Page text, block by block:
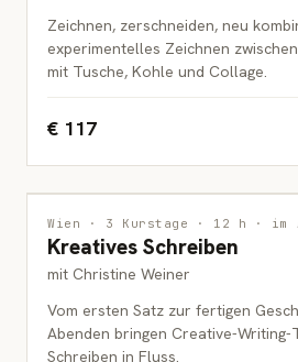
Zeichnen, zerschneiden, neu
experimentelles Zeichnen
mit Tusche, Kohle und Collage.
€ 117
INTERDISZIPLINÄR
ERWACHSENE
Wien · 3 Kurstage · 12 h · im
Kreatives Schreiben
mit Christine Weiner
Vom ersten Satz zur fertigen
Abenden bringen Creative-Writing-
Schreiben in Fluss.